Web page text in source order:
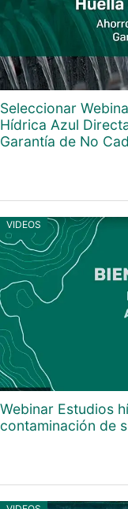
Seleccionar
Hídrica Azul
Garantía de No
VIDEOS
Webinar Estudios
contaminación de